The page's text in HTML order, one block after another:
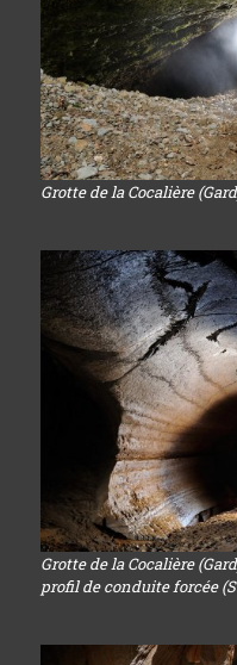
Grotte de la Cocalière
Grotte de la Cocalière
profil de conduite forcée